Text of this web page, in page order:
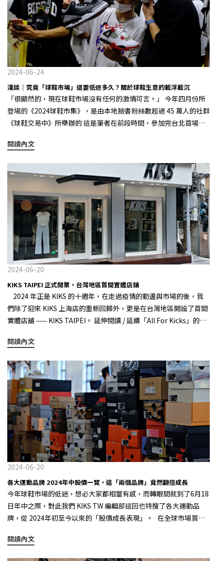
以今年開年舉例，New Balance 與miumiu 合作打造的 530 SL ，在
這個在市場消極的大環境下，卻逆勢而上，成為市場的一波排頭兵
之一，徹底掀起了一波薄底運動鞋風潮。其實在此之前，像是剛提
到的 327 、2002R ，都成為了產業範例，引發過整個產業的「追
隨」。 有時候很難去界定，到底 New Balance 是每個趨勢的創造者
呢？還是在某個趨勢下，能交出最優答案的那個品牌，在這幾年觀
察下來，New Balance 總能在最早洞察趨勢之後，給出最響亮的回
應，並引發了整個行業的震動。 2024 下半年球鞋市場的關鍵字：
「跑鞋樂福化」 面對愈發多變的球鞋市場，當各種主打復古的趨勢
成為舊話題，我們的這位“最強學霸”最近好像又提前交出了自己
月的巴黎時裝週上，New Balance 就提前給出了自己的“預測”，
Balance 1906L 的後綴 L 即代表 Loafer ，鞋款將爆款 1906R 的鞋
型與傳統樂福鞋兩相結合，在保留 1906R 的鞋身以及外底線條與配
置下，採用樂福鞋面的處理將千禧復古風格跑鞋與鬆弛又優雅的傳
統便士樂福鞋型完美融合。 在秀場首曝看到成品之後，包括不少從
業者都很難不稱讚這樣的巧妙雜交處理，本身樂福鞋就有「最休閒
皮鞋」的美譽，將 1906R 這樣的復古跑大爆款與樂福鞋混搭，確實
用 Hybrid 的手法，又一次精準踩準了「運動鞋時裝化」的節奏和大
趨勢。 除了和 Junya Watanabe 的聯名之外，最近義大利先鋒買手
貨配色”，銀色略帶機能感的配色處理，頗有去年 Slam Jam 與
Salomon 的那雙 XT-QUEST 聯名的配色風韻，使得這款「大貨」
在曝光初期被不少人誤會成了其與 New Balance 的最新聯名作品，
不過隨後被立即闢謠，但這也從一個側面證明了外界對於這款 New
Balance 1906L 的滿意與期許。 Slam Jam x Salomon XT-QUEST
其實像這雙 New Balance 1906L 所呈現的「跑鞋樂福化」設計趨勢
並非最近第一次出現，早在去年秋冬季度，大熱的戶外品牌 ROA
Hiking 便推出了一款樂福造型的戶外跑鞋，但由於自身影響力的原
因，雖然更早洞察了這一趨勢風格，但這雙 ROA 樂福跑鞋僅在喜歡
gorpcore 風的小眾圈層引起了一陣波瀾，並未引發整個行業的變
革。 ROA Hiking Loafer 可以想像，對比小眾的 ROA Hiking ，品
牌力更強、更具營銷能力且定位全球市場的 New Balance 品牌，一
定會針對這款還未發售便已經話題度大爆的 1906L 做很多文章，就
像之前全民一體成型拖鞋、前陣子的全民穆勒一樣，在今夏這個特
殊節點，將「跑鞋樂福化」炒成主流。 除此之外，在運動鞋時裝化
的大背景下，這種夾在著混合美學的「跑鞋樂福化」設計，確實為
這個沉寂了許久的球鞋市場帶來了不少新意，這種既收穫市場又能
為產業帶來啟蒙的優秀作品，我們有什麼理由好拒絕呢？
2024-06-24
淺談｜究竟「球鞋市場」還要低迷多久？關於球鞋生意的載浮載沉
「很顯然的，現在球鞋市場沒有任何的激情可言。」 今年四月份所
登場的《2024球鞋市集》，是由本地臉書粉絲數超過 45 萬人的社群
《球鞋交易中》所舉辦的 這是筆者在前段時間，參加完台北首場球
端倪，而來到 2024 年更可以深切感受到球鞋的熱度已經不如前些
牌專門店新款的架上折價，還是二級市場上不斷下探的成交價，當
下的球鞋市場真的非常低迷。 在本質上，球鞋市場就是一場供需
遊戲 Air Jordan 1 Retro High OG「Lost and Found」 在 2022 年
底，睽違了七年我們迎來了 Air Jordan 1 Retro High OG「Lost
and Found」 芝加哥配色回歸，在當時無疑是替冷清的球鞋市場注
入一股強大的市場動能，也讓不少行業人員看到了一絲曙光。 2023
年底回歸的 Air Jordan 11 "Gratitude” 市場表現明顯不如預期 但
在 2023 年底所復刻回歸的 Air Jordan 11 “Gratitude”，雖然是
以最經典的黑白配色，加上金色的 Jumpman Logo 呈現，它的表
現可是出乎了大多數人的意料，居然還有部份尺寸在二級市場的價
格仍低於零售價中，其原因很簡單：「市場上的買家變少，當賣家
急於出售變現，導致市場成交價格不斷下探。」對此，我們 KIKS
TW 編輯部，也深究探討當前影響市場的因素，並歸納出了以下三
先，不可否認的是前幾年因為疫情的影響，使得大家的消費觀念有
為能實現跨領域的應用，不少戶外品牌像是 Salomon、HOKA 便成
為當前球鞋市場的最大贏家，如具備防水性能的 Salomon XT-6
GORE-TEX、適合日常通勤與跑步運動著用的 HOKA Bondi 與
Clifton 系列等，畢竟在不確定的經濟狀態和通貨膨脹時期，消費者
通常會優先考慮多用途鞋款，這也難怪從 The North Face 到
ARC'TERYX 也紛紛進軍球鞋市場，試著讓品牌的影響力從服飾延伸
至球鞋領域。 Arc’teryx Sylan 2.設計的同質化迎來了潮流風向的
改變 POST ARCHIVE FACTION x ON 無疑是 2024上半年最具聲量的
品牌 除了疫情所造成的消費影響之外，現在「球鞋市場的窘境」也
質化的影響，使得市場迎來了一些潮流風向上的改變，開始有一些
新的鞋履品牌，進入大家的視野，比如集結頂級工藝與高品質的加
拿大越野跑鞋 Norda，以及瑞士阿爾卑斯山的專業高端運動品牌 On
昂跑，其中 On 在今年上半年更憑藉著與韓國時尚先鋒品牌 POST
ARCHIVE FACTION 的合作完成了破圈，在前段時間也宣佈
Zendaya 成為品牌大使，使品牌聲量不斷攀升，進而成為當下球鞋
閱讀內文
2024-06-20
KIKS TAIPEI 正式開業，台灣地區首間實體店鋪
們除了迎來 KIKS 上海店的重新回歸外，更是在台灣地區開設了首間
實體店舖 —— KIKS TAIPEI。 延伸閱讀 / 延續「All For Kicks」的概
線上與線下的結合，傳達出 KIKS 獨有的「定番精神」 KIKS TAIPEI
登場，為了迎接這個重要的時刻，我們也帶來以 KIKS 鞋盒作為靈感
所啟發的全新原創 IP 角色 KIKS BOY，除了推出一系列的服飾之外，
更將其化身為鑰匙圈吊飾 ，就是要伴隨你每一個買鞋的日常！
KIKS TAIPEI 的店鋪地點，就坐落在台北目前人氣最高的中山站
「南西商圈」，以全店佈置是以金屬質地和鐵網裝置作為設計，而
我們也以此為靈感帶來了一款開幕限定的 KIKS STEEL BOX LOGO
TEE “ZHONGSAN LIMITED”。 KIKS STEEL BOX LOGO TEE
“ZHONGSAN LIMITED” 在 KIKS TAIPEI 店鋪的現場，除了將會
展售 KIKS 全系列單品之外，也囊括了 KIKS x Demos 龍十字、KIKS
x Panic Rabbit《爆汗兔》等與本地藝術家合作的別注系列，在未來
更會不定期帶來期間限定的快閃活動，歡迎大家前來走走，感受屬
於 KIKS 的定番精神。 Info KIKS TAIPEI 營業時間：
13:00-21:30 店鋪地址：10491台北市中山區中山北路二段36巷19
閱讀內文
2024-06-20
各大運動品牌 2024年中股價一覽，這「兩個品牌」竟然翻倍成長
今年球鞋市場的低迷，想必大家都相當有感，而轉眼間就到了6月18
日年中之際，對此我們 KIKS TW 編輯部這回也特搜了各大運動品
牌，從 2024年初至今以來的「股價成長表現」。 在全球市場買氣
以及 Puma 等，不過 adidas 隨著新任執行長Bjørn Gulden 的上任
閱讀內文